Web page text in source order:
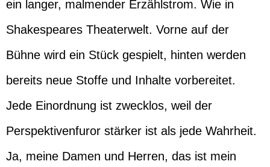
ein langer, malmender Erzählstrom. Wie in
Shakespeares Theaterwelt. Vorne auf der
Bühne wird ein Stück gespielt, hinten werden
bereits neue Stoffe und Inhalte vorbereitet.
Jede Einordnung ist zwecklos, weil der
Perspektivenfuror stärker ist als jede Wahrheit.
Ja, meine Damen und Herren, das ist mein